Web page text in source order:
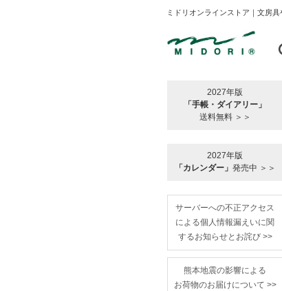
ミドリオンラインストア｜文房
2027年版
「手帳・ダイアリー」
送料無料 ＞＞
2027年版
「カレンダー」 発売中 ＞＞
サーバーへの不正アクセス
による個人情報漏えいに関
するお知らせとお詫び >>
熊本地震の影響による
お荷物のお届けについて >>